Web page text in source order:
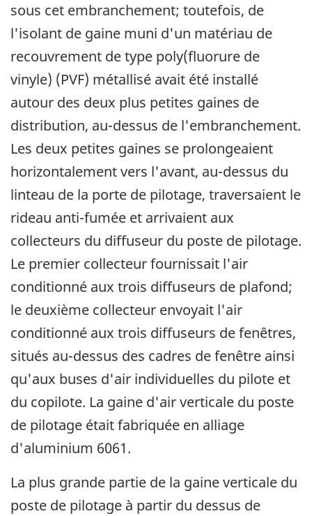
sous cet embranchement; toutefois, de
l'isolant de gaine muni d'un matériau de
recouvrement de type poly(fluorure de
vinyle) (PVF) métallisé avait été installé
autour des deux plus petites gaines de
distribution, au-dessus de l'embranchement.
Les deux petites gaines se prolongeaient
horizontalement vers l'avant, au-dessus du
linteau de la porte de pilotage, traversaient le
rideau anti-fumée et arrivaient aux
collecteurs du diffuseur du poste de pilotage.
Le premier collecteur fournissait l'air
conditionné aux trois diffuseurs de plafond;
le deuxième collecteur envoyait l'air
conditionné aux trois diffuseurs de fenêtres,
situés au-dessus des cadres de fenêtre ainsi
qu'aux buses d'air individuelles du pilote et
du copilote. La gaine d'air verticale du poste
de pilotage était fabriquée en alliage
d'aluminium 6061.
La plus grande partie de la gaine verticale du
poste de pilotage à partir du dessus de